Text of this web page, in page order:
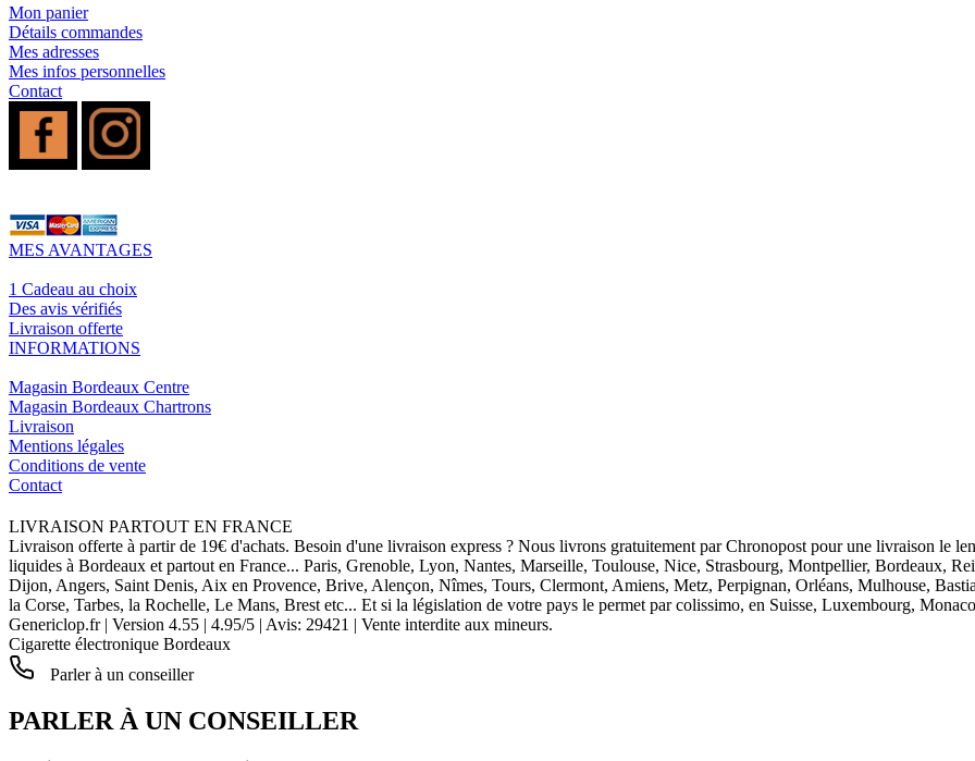
Mon panier
Détails commandes
Mes adresses
Mes infos personnelles
Contact
MES AVANTAGES
1 Cadeau au choix
Des avis vérifiés
Livraison offerte
INFORMATIONS
Magasin Bordeaux Centre
Magasin Bordeaux Chartrons
Livraison
Mentions légales
Conditions de vente
Contact
LIVRAISON PARTOUT EN FRANCE
Livraison offerte à partir de 19€ d'achats. Besoin d'une livraison express ? Nous livrons gratuitement par Chronopost pour une livraison le
liquides à Bordeaux et partout en France... Paris, Grenoble, Lyon, Nantes, Marseille, Toulouse, Nice, Strasbourg, Montpellier, Bordeaux,
Dijon, Angers, Saint Denis, Aix en Provence, Brive, Alençon, Nîmes, Tours, Clermont, Amiens, Metz, Perpignan, Orléans, Mulhouse,
la Corse, Tarbes, la Rochelle, Le Mans, Brest etc... Et si la législation de votre pays le permet par colissimo, en Suisse, Luxembourg,
Genericlop.fr| Version 4.55 | 4.95/5 | Avis: 29421 | Vente interdite aux mineurs.
Cigarette électronique Bordeaux
Parler à un conseiller
PARLER À UN CONSEILLER